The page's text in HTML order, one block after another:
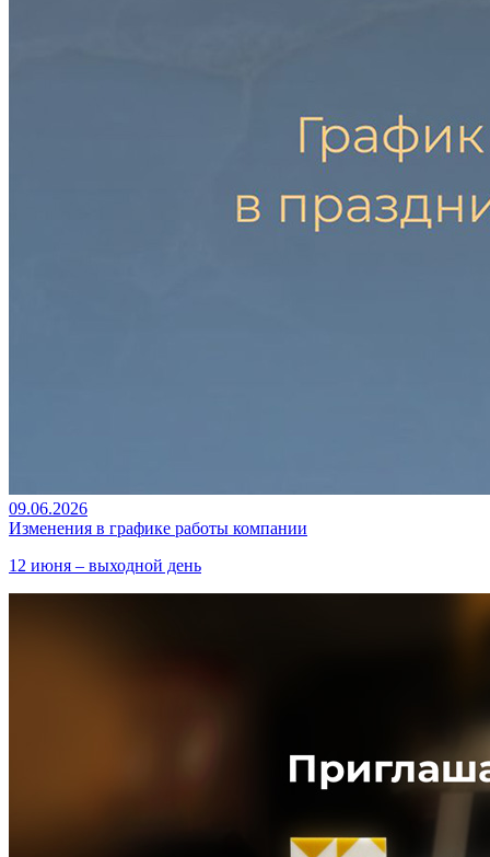
09.06.2026
Изменения в графике работы компании
12 июня – выходной день